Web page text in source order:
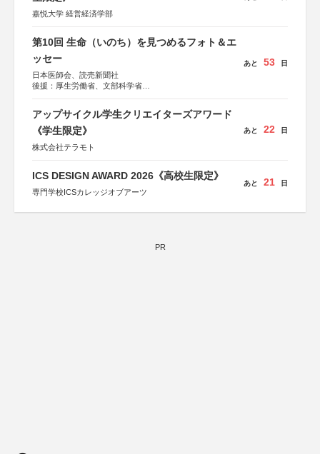
嘉悦大学 経営経済学部
第10回 生命（いのち）を見つめるフォト＆エ
ッセー
日本医師会、読売新聞社
後援：厚生労働省、文部科学省
しん生命保険株式会社
あと 53 日
アップサイクル学生クリエイターズアワード
《学生限定》
株式会社テラモト
あと 22 日
ICS DESIGN AWARD 2026《高校生限定》
専門学校ICSカレッジオブアーツ
あと 21 日
PR